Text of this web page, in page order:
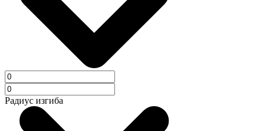
Радиус изгиба